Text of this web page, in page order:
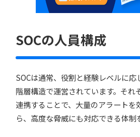
SOCの人員構成
SOCは通常、役割と経験レベルに
階層構造で運営されています。それ
連携することで、大量のアラートを
ら、高度な脅威にも対応できる体制